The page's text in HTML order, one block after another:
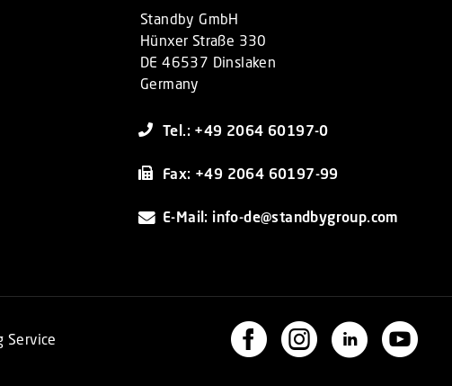
Standby GmbH
Hünxer Straße 330
DE 46537 Dinslaken
Germany
Tel.: +49 2064 60197-0
Fax: +49 2064 60197-99
E-Mail: info-de@standbygroup.com
Service